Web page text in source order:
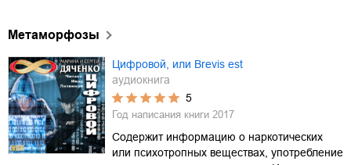
Метаморфозы
Цифровой, или Brevis est
аудиокнига
5
Год написания книги 2017
Содержит информацию о наркотических
или психотропных веществах, употребление